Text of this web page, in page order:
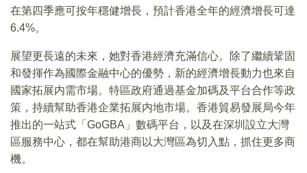
在第四季應可按年穩健增長，預計香港全年的經濟增長可達
6.4%。
展望更長遠的未來，她對香港經濟充滿信心。除了繼續鞏固
和發揮作為國際金融中心的優勢，新的經濟增長動力也來自
國家拓展内需市場。特區政府通過基金加碼及平台合作等政
策，持續幫助香港企業拓展内地市場。香港貿易發展局今年
推出的一站式「GoGBA」數碼平台，以及在深圳設立大灣
區服務中心，都在幫助港商以大灣區為切入點，抓住更多商
機。